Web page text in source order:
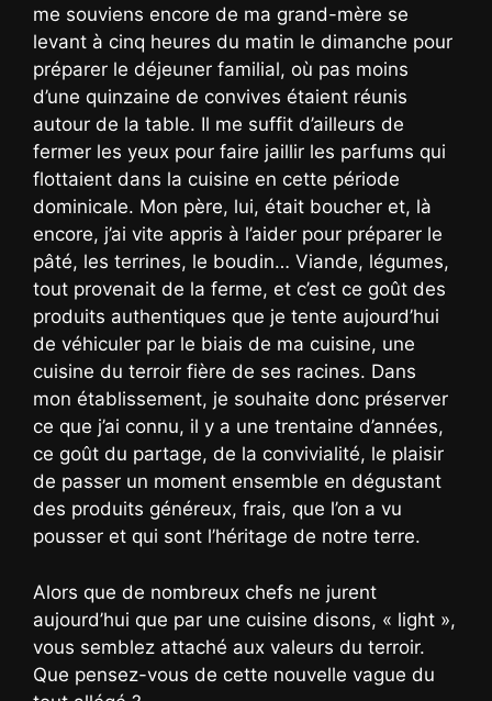
me souviens encore de ma grand-mère se
levant à cinq heures du matin le dimanche pour
préparer le déjeuner familial, où pas moins
d’une quinzaine de convives étaient réunis
autour de la table. Il me suffit d’ailleurs de
fermer les yeux pour faire jaillir les parfums qui
flottaient dans la cuisine en cette période
dominicale. Mon père, lui, était boucher et, là
encore, j’ai vite appris à l’aider pour préparer le
pâté, les terrines, le boudin… Viande, légumes,
tout provenait de la ferme, et c’est ce goût des
produits authentiques que je tente aujourd’hui
de véhiculer par le biais de ma cuisine, une
cuisine du terroir fière de ses racines. Dans
mon établissement, je souhaite donc préserver
ce que j’ai connu, il y a une trentaine d’années,
ce goût du partage, de la convivialité, le plaisir
de passer un moment ensemble en dégustant
des produits généreux, frais, que l’on a vu
pousser et qui sont l’héritage de notre terre.
Alors que de nombreux chefs ne jurent
aujourd’hui que par une cuisine disons, « light »,
vous semblez attaché aux valeurs du terroir.
Que pensez-vous de cette nouvelle vague du